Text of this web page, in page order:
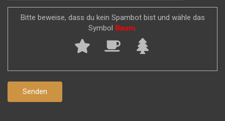
Bitte beweise, dass du kein Spambot bist und wähle das
Symbol
Baum.